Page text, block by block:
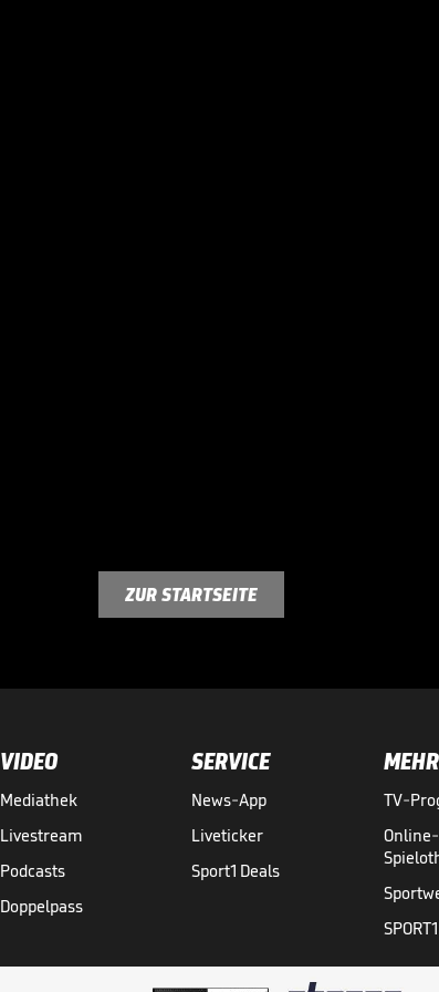
ZUR STARTSEITE
VIDEO
Mediathek
Livestream
Podcasts
Doppelpass
SERVICE
News-App
Liveticker
Sport1 Deals
MEHR
TV-